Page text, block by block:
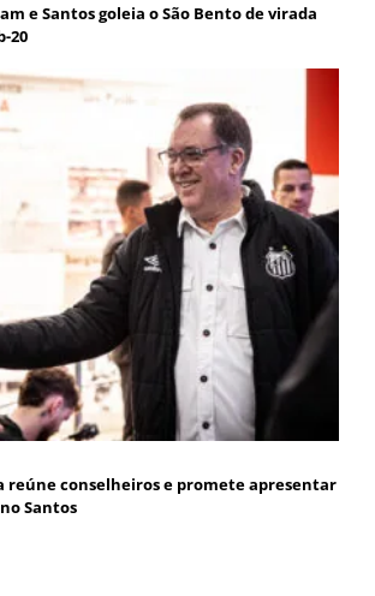
e Santos goleia o São Bento de virada
20
reúne conselheiros e promete apresentar
Santos